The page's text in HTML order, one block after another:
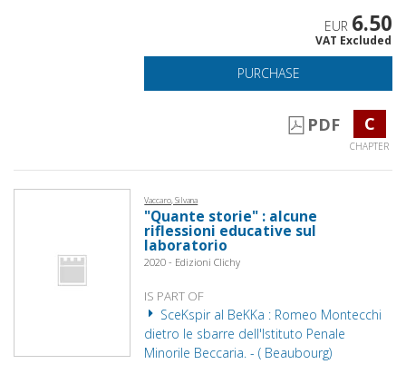
EUR 6.50
VAT Excluded
PURCHASE
PDF C
CHAPTER
Vaccaro, Silvana
"Quante storie" : alcune
riflessioni educative sul
laboratorio
2020 - Edizioni Clichy
IS PART OF
SceKspir al BeKKa : Romeo Montecchi
dietro le sbarre dell'Istituto Penale
Minorile Beccaria. - ( Beaubourg)